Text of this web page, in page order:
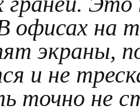
офисах на
экраны,
и не
точно не